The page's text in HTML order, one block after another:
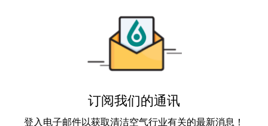
订阅我们的通讯
登入电子邮件以获取清洁空气行业有关的最新消息！